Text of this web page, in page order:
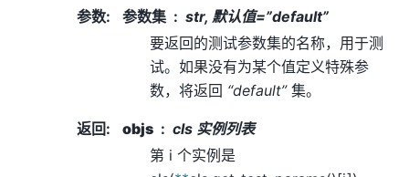
参数: 参数集
str, 默认值=”default”
要返回的测试参数集的名称，用于测
试。如果没有为某个值定义特殊参
数，将返回 “default”集。
返回: objs
cls 实例列表
第 i 个实例是